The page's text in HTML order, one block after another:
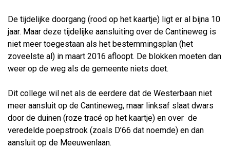
De tijdelijke doorgang (rood op het kaartje) ligt er al bijna 10
jaar. Maar deze tijdelijke aansluiting over de Cantineweg is
niet meer toegestaan als het bestemmingsplan (het
zoveelste al) in maart 2016 afloopt. De blokken moeten dan
weer op de weg als de gemeente niets doet.
Dit college wil net als de eerdere dat de Westerbaan niet
meer aansluit op de Cantineweg, maar linksaf slaat dwars
door de duinen (roze tracé op het kaartje) en over de
veredelde poepstrook (zoals D’66 dat noemde) en dan
aansluit op de Meeuwenlaan.